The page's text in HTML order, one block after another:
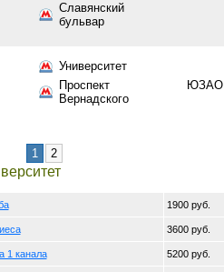
Славянский
бульвар
Университет
Проспект
Вернадского
ЮЗАО
1 2
1900 руб.
3600 руб.
1 канала 5200 руб.